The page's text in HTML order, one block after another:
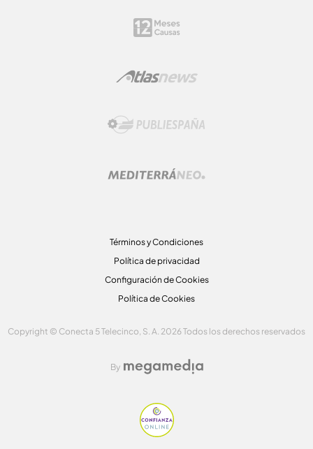
Términos y Condiciones
Política de privacidad
Configuración de Cookies
Política de Cookies
Copyright © Conecta 5 Telecinco, S. A. 2026 Todos los derechos reservados
By